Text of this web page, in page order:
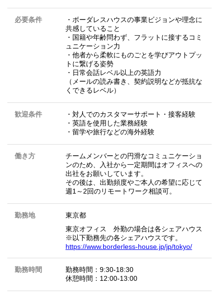
必要条件
・ボーダレスハウスの事業ビジョンや理念に
共感していること
・国籍や年齢問わず、フラットに接するコミ
ュニケーション力
・他者から柔軟にものごとを学びアウトプッ
トに繋げる姿勢
・日常会話レベル以上の英語力
（メールの読み書き、契約説明などが抵抗な
くできるレベル）
歓迎条件
・対人でのカスタマーサポート・接客経験
・英語を使用した業務経験
・留学や旅行などの海外経験
働き方
チームメンバーとの円滑なコミュニケーショ
ンのため、入社から一定期間はオフィスへの
出社をお願いしています。
その後は、出勤頻度やご本人の希望に応じて
週1～2回のリモートワーク相談可。
勤務地
東京都
東京オフィス 外勤の場合は各シェアハウス
※以下勤務先の各シェアハウスです。
https://www.borderless-house.jp/jp/tokyo/
勤務時間
勤務時間：9:30-18:30
休憩時間：12:00-13:00